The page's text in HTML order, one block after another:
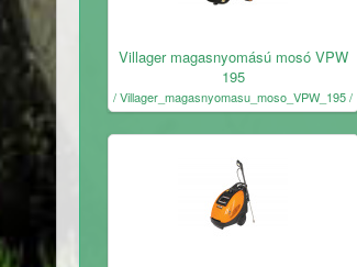
Villager magasnyomású mosó VPW
195
/ Villager_magasnyomasu_moso_VPW_195 /